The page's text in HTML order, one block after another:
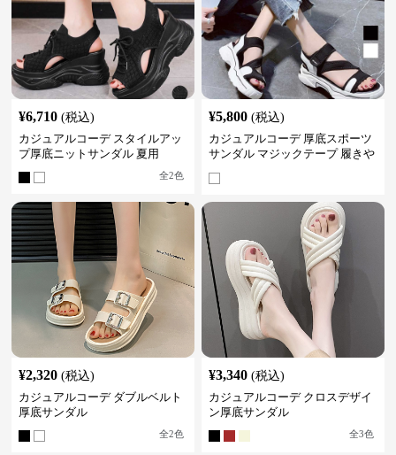
¥6,710 (税込)
カジュアルコーデ スタイルアッ
プ厚底ニットサンダル 夏用
全2色
¥5,800 (税込)
カジュアルコーデ 厚底スポーツ
サンダル マジックテープ 履きや
¥2,320 (税込)
カジュアルコーデ ダブルベルト
厚底サンダル
全2色
¥3,340 (税込)
カジュアルコーデ クロスデザイ
ン厚底サンダル
全3色